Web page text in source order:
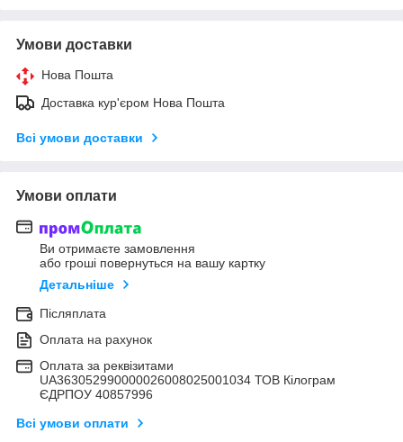
Умови доставки
Нова Пошта
Доставка кур'єром Нова Пошта
Всі умови доставки
Умови оплати
Ви отримаєте замовлення
або гроші повернуться на вашу картку
Детальніше
Післяплата
Оплата на рахунок
Оплата за реквізитами
UA363052990000026008025001034 ТОВ Кілограм
ЄДРПОУ 40857996
Всі умови оплати